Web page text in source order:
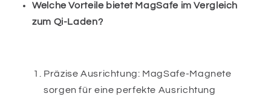
Welche Vorteile bietet MagSafe im Vergleich
zum Qi-Laden?
Präzise Ausrichtung: MagSafe-Magnete
sorgen für eine perfekte Ausrichtung